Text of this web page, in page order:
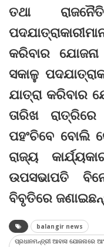
ତଥା
କରିବାର
ସକାଳୁ
ଯାତ୍ରା କରିବାର
ତାରିଖ
ପହଂଚିବେ ବୋଲି
ରାଜ୍ୟ
ଉପସଭାପତି
ବିବୃତିରେ
balangir news
ପ୍ରଧାନମନ୍ତ୍ରୀ ଆବାସ ଯୋଜନାରେ